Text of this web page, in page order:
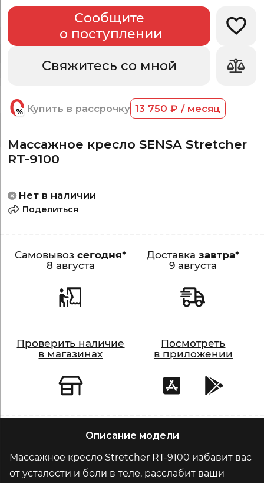
Массажное кресло SENSA Stretcher
RT-9100
Нет в наличии
Поделиться
Свяжитесь со мной
Сообщите
о поступлении
Купить в рассрочку 13 750 ₽ / месяц
Самовывозсегодня*
8 августа
Доставказавтра*
9 августа
Проверить наличие
в магазинах
Посмотреть
в приложении
Описание модели
Массажное кресло Stretcher RT-9100 избавит вас
от усталости и боли в теле, расслабит ваши